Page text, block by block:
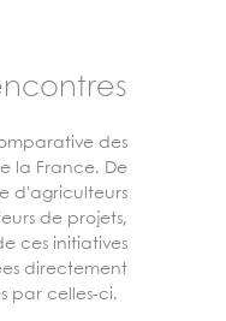
des
la France. De
d'agriculteurs
de projets,
ces initiatives
directement
par celles-ci.